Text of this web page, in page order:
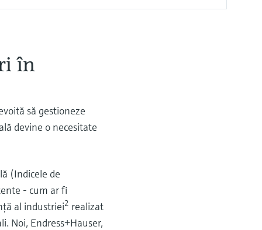
în
să gestioneze
devine o necesitate
(Indicele de
- cum ar fi
al industriei2 realizat
Noi, Endress+Hauser,